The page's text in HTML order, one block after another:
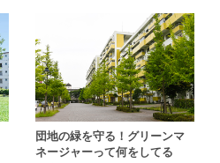
団地の緑を守る！グリーンマ
ネージャーって何をしてる